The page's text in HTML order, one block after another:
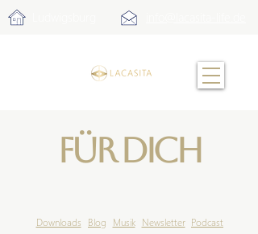
Für Dich
Downloads Blog Musik Newsletter Podcast